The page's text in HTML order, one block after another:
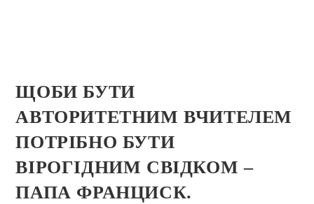
ЩОБИ БУТИ
АВТОРИТЕТНИМ ВЧИТЕЛЕМ
ПОТРІБНО БУТИ
ВІРОГІДНИМ СВІДКОМ –
ПАПА ФРАНЦИСК.